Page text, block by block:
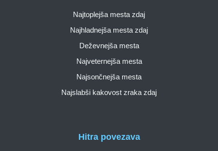
Hitra povezava
Najtoplejša mesta zdaj
Najhladnejša mesta zdaj
Deževnejša mesta
Najveternejša mesta
Najsončnejša mesta
Najslabši kakovost zraka zdaj